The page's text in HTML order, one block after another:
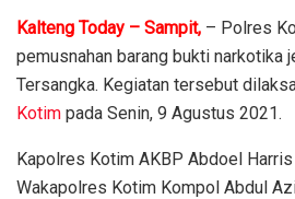
Kalteng Today – Sampit, – Polres
pemusnahan barang bukti narkotika
Tersangka. Kegiatan tersebut
Kotim pada Senin, 9 Agustus 2021.
Kapolres Kotim AKBP Abdoel
Wakapolres Kotim Kompol Abdul